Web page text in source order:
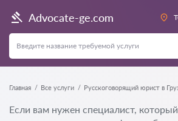
Advocate-ge.com
Главная Все услуги Русскоговорящий юрист в
Если вам нужен специалист,